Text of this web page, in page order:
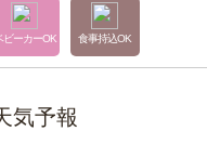
ビーカーOK 食事持込OK
気予報